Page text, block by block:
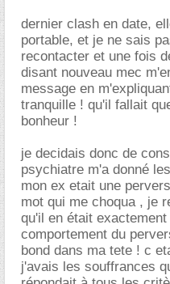
dernier clash en date,
portable, et je ne sais
recontacter et une fois
disant nouveau mec
message en
tranquille ! qu'il fallait
bonheur !
je decidais donc de
psychiatre m'a donné
mon ex etait une
mot qui me choqua , je
qu'il en était
comportement du
bond dans ma tete ! c
j'avais les souffrances